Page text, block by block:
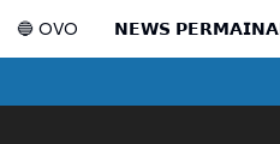
🔵 OVO 𝗡𝗘𝗪𝗦